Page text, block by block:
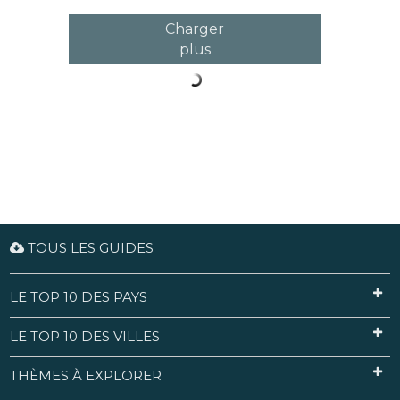
Charger
plus
TOUS LES GUIDES
LE TOP 10 DES PAYS
LE TOP 10 DES VILLES
THÈMES À EXPLORER